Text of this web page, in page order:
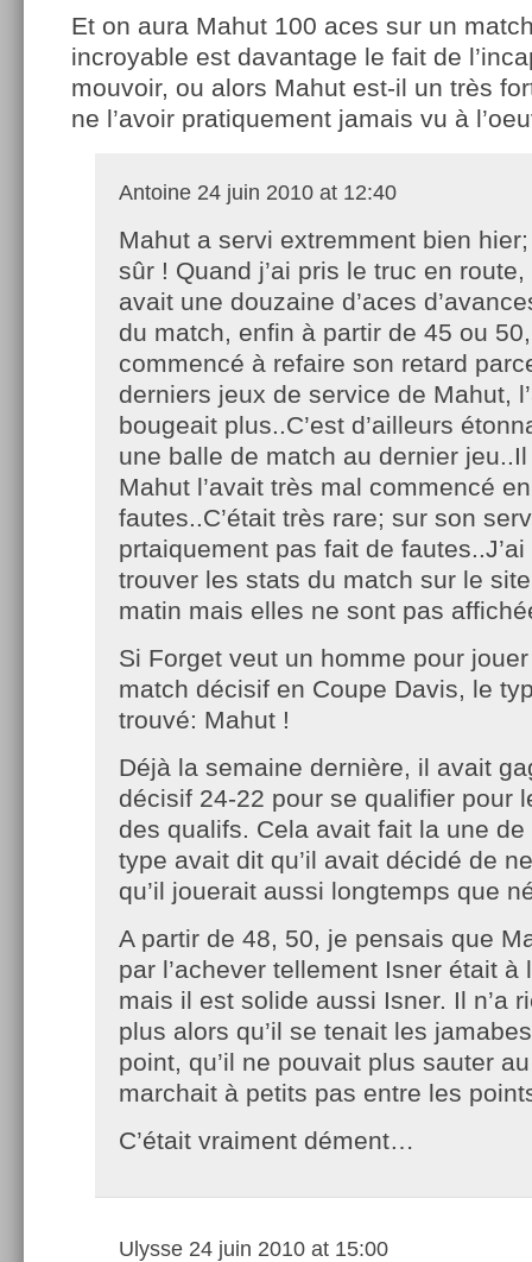
Et on aura Mahut 100 aces sur un
incroyable est davantage le fait de
mouvoir, ou alors Mahut est-il un très
ne l’avoir pratiquement jamais vu à
Antoine 24 juin 2010 at 12:40
Mahut a servi extremment bien hier;
sûr ! Quand j’ai pris le truc en route,
avait une douzaine d’aces
du match, enfin à partir de 45 ou
commencé à refaire son retard
derniers jeux de service de Mahut,
bougeait plus..C’est d’ailleurs
une balle de match au dernier
Mahut l’avait très mal commencé
fautes..C’était très rare; sur son
prtaiquement pas fait de
trouver les stats du match sur le
matin mais elles ne sont pas
Si Forget veut un homme pour
match décisif en Coupe Davis, le
trouvé: Mahut !
Déjà la semaine dernière, il avait
décisif 24-22 pour se qualifier pour
des qualifs. Cela avait fait la une de
type avait dit qu’il avait décidé de
qu’il jouerait aussi longtemps que
A partir de 48, 50, je pensais que
par l’achever tellement Isner était à
mais il est solide aussi Isner. Il n’a
plus alors qu’il se tenait les
point, qu’il ne pouvait plus sauter
marchait à petits pas entre les
C’était vraiment dément…
Ulysse 24 juin 2010 at 15:00